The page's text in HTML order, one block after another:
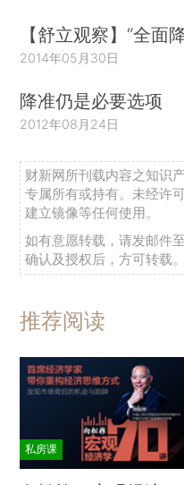
【舒立观察】“全面
2014年05月30日
降准仍是必要选项
2012年08月24日
财新网所刊载内容之知识
专属所有或持有。未经许
建立镜像等任何使用。
如有意愿转载，请发邮件至
确认及授权后，方可转载。
推荐阅读
私房课